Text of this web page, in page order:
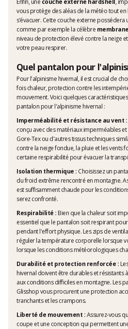
Enfin, une couche externe hardshell ,
vous protège des aléas de la météo tout
s’évacuer. Cette couche externe
comme par exemple la célèbre
niveau de protection élevé contre la neige
votre peau respirer.
Quel pantalon pour
Pour l'alpinisme hivernal, il est crucial de
fois chaleur, protection contre les
mouvement. Voici quelques
pantalon pour l'alpinisme hivernal :
Imperméabilité et résistance au vent :
conçu avec des matériaux imperméables
Gore-Tex ou d'autres tissus techniques
contre la neige fondue, la pluie et les vents
certaine respirabilité pour évacuer la
Isolation thermique : Choisissez un
du froid extrême rencontré en montagne.
est suffisamment chaude pour les
serez confronté.
Respirabilité : Bien que la chaleur soit
essentiel que le pantalon soit respirant
pendant l'effort physique. Les zips de
réguler la température corporelle lorsque
lorsque les conditions météorologiques
Durabilité et protection renforcée :
hivernal doivent être durables et résistants
aux conditions difficiles en montagne. Les
Glisshop vous procurent une protection
tranchants et les crampons.
Liberté de mouvement :Assurez-vous
coupe et une conception qui permettent